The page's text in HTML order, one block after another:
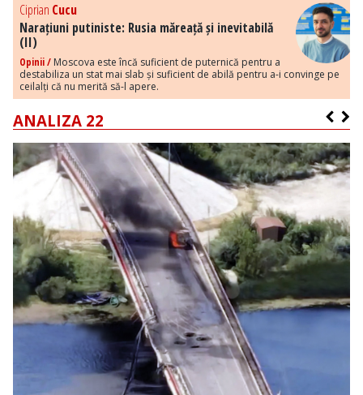
Ciprian Cucu
Narațiuni putiniste: Rusia măreață și inevitabilă
(II)
Opinii / Moscova este încă suficient de puternică pentru a
destabiliza un stat mai slab și suficient de abilă pentru a-i convinge pe
ceilalți că nu merită să-l apere.
ANALIZA 22